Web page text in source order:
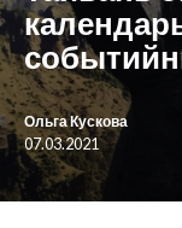
Ольга Кускова
07.03.2021